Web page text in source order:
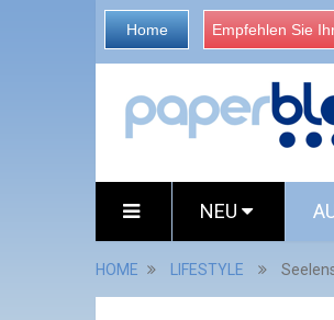
Home Empfehlen Sie
NEU
HOME LIFESTYLE